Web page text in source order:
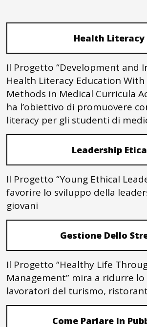
Health Literacy
Il Progetto “Development and
Health Literacy Education
Methods in Medical Curricula
ha l’obiettivo di promuovere
literacy per gli studenti di
Leadership Etica
Il Progetto “Young Ethical
favorire lo sviluppo della
giovani
Gestione Dello
Il Progetto “Healthy Life
Management” mira a ridurre lo
lavoratori del turismo,
Come Parlare In